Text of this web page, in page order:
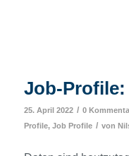
Job-Profile:
25. April 2022 / 0
Profile, Job Profile / von